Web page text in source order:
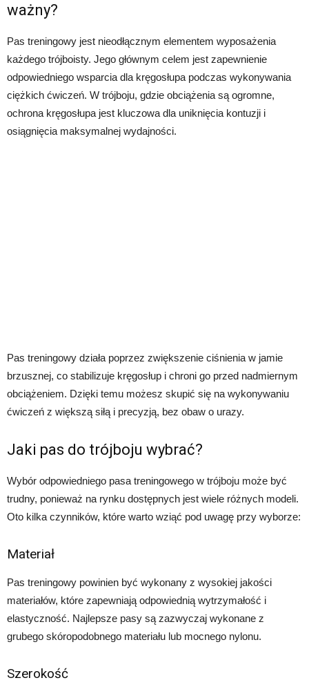
ważny?
Pas treningowy jest nieodłącznym elementem wyposażenia
każdego trójboisty. Jego głównym celem jest zapewnienie
odpowiedniego wsparcia dla kręgosłupa podczas wykonywania
ciężkich ćwiczeń. W trójboju, gdzie obciążenia są ogromne,
ochrona kręgosłupa jest kluczowa dla uniknięcia kontuzji i
osiągnięcia maksymalnej wydajności.
Pas treningowy działa poprzez zwiększenie ciśnienia w jamie
brzusznej, co stabilizuje kręgosłup i chroni go przed nadmiernym
obciążeniem. Dzięki temu możesz skupić się na wykonywaniu
ćwiczeń z większą siłą i precyzją, bez obaw o urazy.
Jaki pas do trójboju wybrać?
Wybór odpowiedniego pasa treningowego w trójboju może być
trudny, ponieważ na rynku dostępnych jest wiele różnych modeli.
Oto kilka czynników, które warto wziąć pod uwagę przy wyborze:
Materiał
Pas treningowy powinien być wykonany z wysokiej jakości
materiałów, które zapewniają odpowiednią wytrzymałość i
elastyczność. Najlepsze pasy są zazwyczaj wykonane z
grubego skóropodobnego materiału lub mocnego nylonu.
Szerokość